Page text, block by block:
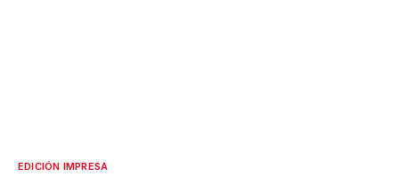
EDICIÓN IMPRESA